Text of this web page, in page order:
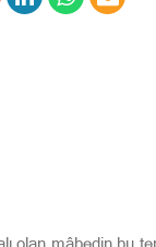
olan mâbedin bu